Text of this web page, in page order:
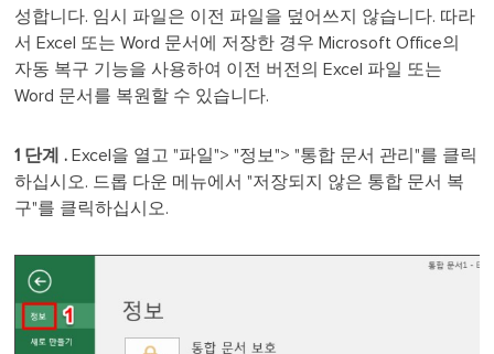
성합니다. 임시 파일은 이전 파일을 덮어쓰지 않습니다. 따라
서 Excel 또는 Word 문서에 저장한 경우 Microsoft Office의
자동 복구 기능을 사용하여 이전 버전의 Excel 파일 또는
Word 문서를 복원할 수 있습니다.
1 단계.Excel을 열고 "파일"> "정보"> "통합 문서 관리"를 클릭
하십시오. 드롭 다운 메뉴에서 "저장되지 않은 통합 문서 복
구"를 클릭하십시오.